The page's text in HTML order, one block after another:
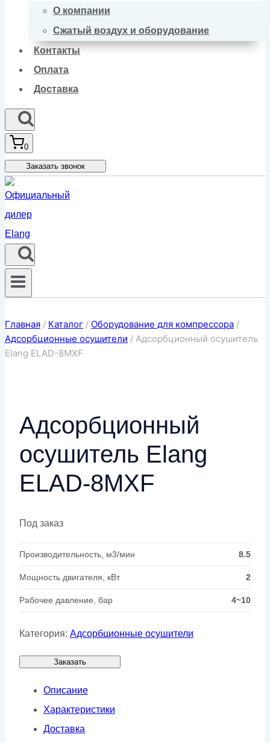
О компании
Сжатый воздух и оборудование
Контакты
Оплата
Доставка
0
Заказать звонок
Главная / Каталог / Оборудование для компрессора /
Адсорбционные осушители / Адсорбционный осушитель
Elang ELAD-8MXF
Адсорбционный
осушитель Elang
ELAD-8MXF
Под заказ
Производительность, м3/мин 8.5
Мощность двигателя, кВт 2
Рабочее давление, бар 4~10
Категория: Адсорбционные осушители
Заказать
Описание
Характеристики
Доставка